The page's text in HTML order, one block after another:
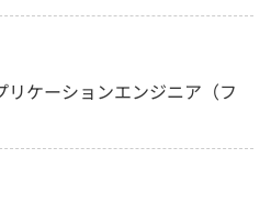
ケーションエンジニア（フ